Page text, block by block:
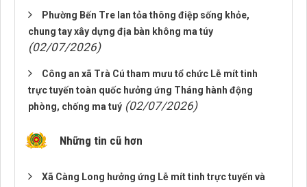
Phường Bến Tre lan tỏa thông điệp sống khỏe,
chung tay xây dựng địa bàn không ma túy
(02/07/2026)
Công an xã Trà Cú tham mưu tổ chức Lễ mít tinh
trực tuyến toàn quốc hưởng ứng Tháng hành động
phòng, chống ma tuý (02/07/2026)
Những tin cũ hơn
Xã Càng Long hưởng ứng Lễ mít tinh trực tuyến và